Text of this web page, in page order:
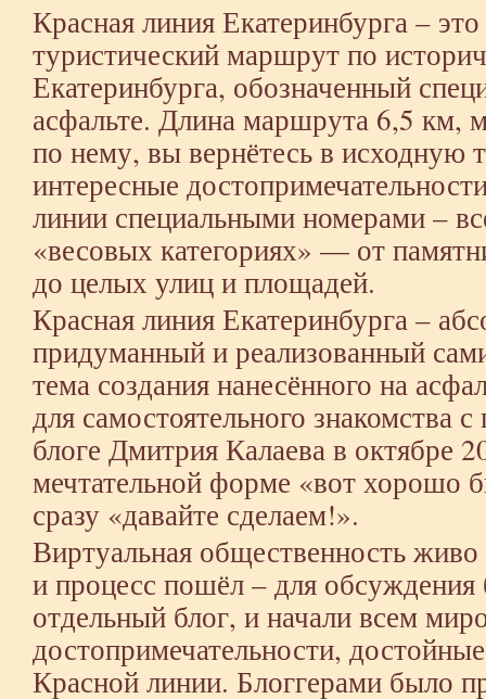
Красная линия Екатеринбурга –
туристический маршрут по
Екатеринбурга, обозначенный
асфальте. Длина маршрута 6,5 км,
по нему, вы вернётесь в исходную
интересные
линии специальными номерами –
«весовых категориях» — от
до целых улиц и площадей.
Красная линия Екатеринбурга –
придуманный и реализованный
тема создания нанесённого на
для самостоятельного знакомства
блоге Дмитрия Калаева в октябре
мечтательной форме «вот
сразу «давайте сделаем!».
Виртуальная общественность
и процесс пошёл – для
отдельный блог, и начали всем
достопримечательности,
Красной линии. Блоггерами было